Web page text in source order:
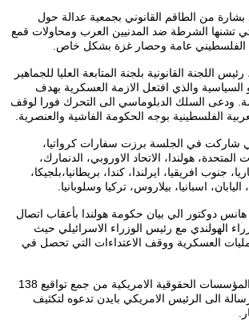
من الطاقم القانوني بجمعية عدالة حول
تشنها الشرطة ضد المدنيين العرب ومحاولات قمع
الفلسطيني عامة وحصار غزة بشكل خاص.
اللجنة القانونية بلجنة المتابعة العليا للجماهير
السياسية والذي افتعل الازمة العسكرية بهدف
ودعى السلك الدبلوماسي الى التحرك فورا لوقف
الفلسطينية بوجه الحكومة الفاشية والعنصرية.
شاركت في الجلسة برزت سفارات كرواتيا،
المتحدة، هولندا، الاتحاد الاوروبي، الدنمارك،
جنوب افريقيا، ايرلندا، كندا، بريطانيا،بلجيكا،
اسبانيا، بيلاروس، تركيا وسلوبانيا.
هانس دوكتور الي بيان حكومة هولندا بأعقاب اتصال
الهولندي مع رئيس الوزراء الاسرائيلي حيث
العسكرية ووقف الاعتداءات التي تحصل في
ومن جهة ثانية تمكنت المؤسسات الحقوقية الامريكية من جمع تواقيع 138
الى الرئيس الامريكي بايدن تدعوه لتكثيف